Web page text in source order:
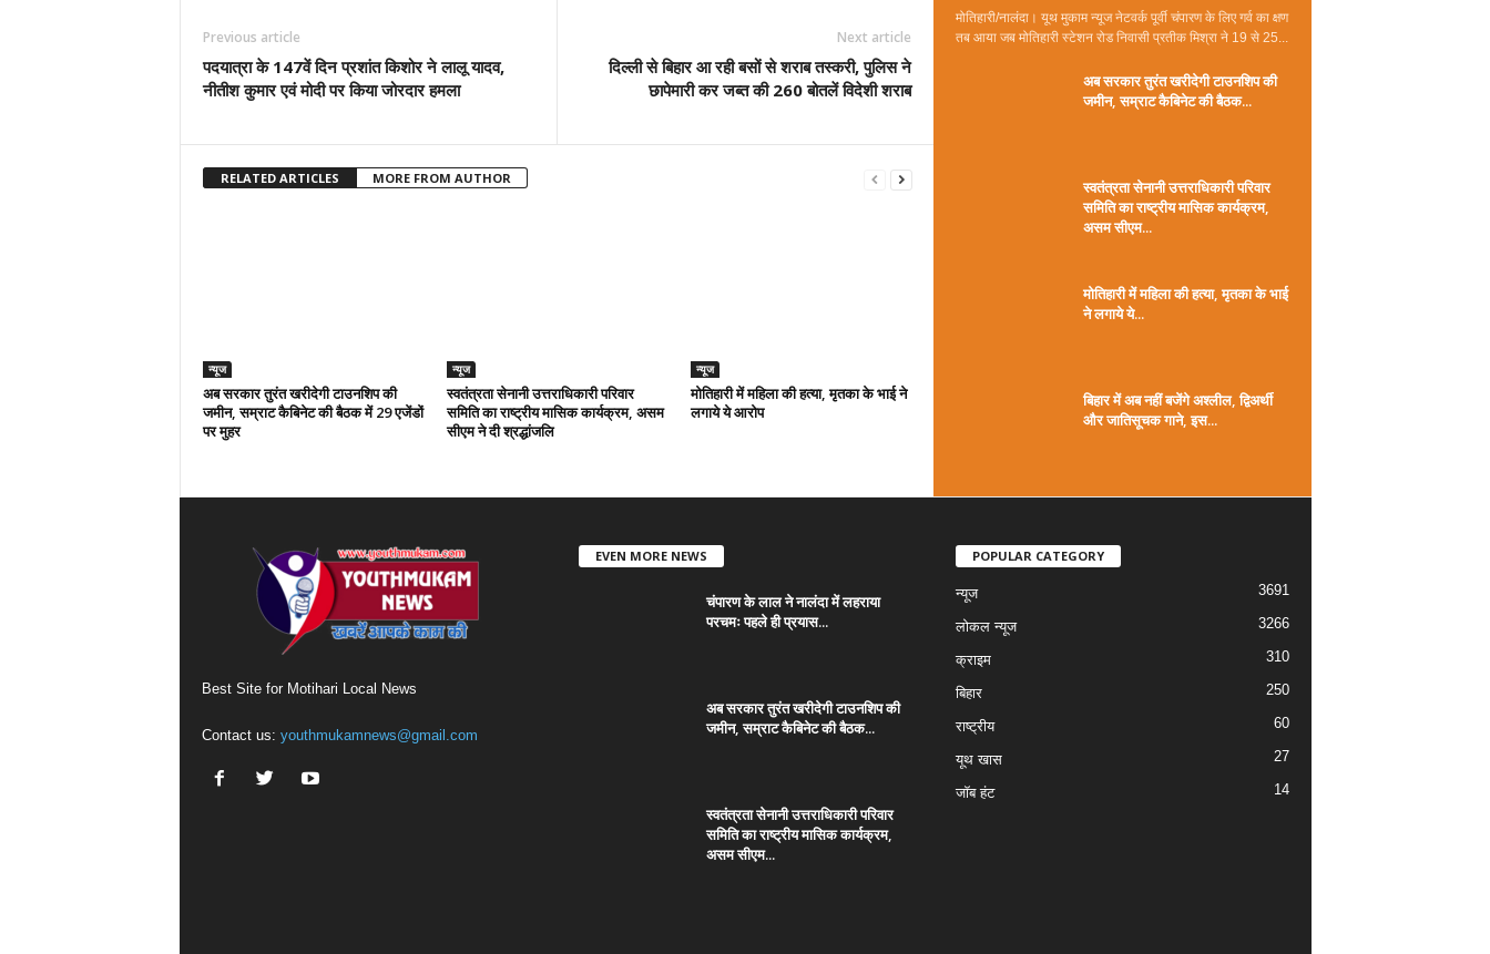
Previous article
पदयात्रा के 147वें दिन प्रशांत किशोर ने लालू यादव,
नीतीश कुमार एवं मोदी पर किया जोरदार हमला
Next article
दिल्ली से बिहार आ रही बसों से शराब तस्करी, पुलिस ने
छापेमारी कर जब्त की 260 बोतलें विदेशी शराब
RELATED ARTICLES MORE FROM AUTHOR
न्यूज
अब सरकार तुरंत खरीदेगी टाउनशिप की
जमीन, सम्राट कैबिनेट की बैठक में 29 एजेंडों
पर मुहर
न्यूज
स्वतंत्रता सेनानी उत्तराधिकारी परिवार
समिति का राष्ट्रीय मासिक कार्यक्रम, असम
सीएम ने दी श्रद्धांजलि
न्यूज
मोतिहारी में महिला की हत्या, मृतका के भाई ने
लगाये ये आरोप
मोतिहारी/नालंदा। यूथ मुकाम न्यूज नेटवर्क पूर्वी चंपारण के लिए गर्व का क्षण
तब आया जब मोतिहारी स्टेशन रोड निवासी प्रतीक मिश्रा ने 19 से 25...
अब सरकार तुरंत खरीदेगी टाउनशिप की
जमीन, सम्राट कैबिनेट की बैठक...
स्वतंत्रता सेनानी उत्तराधिकारी परिवार
समिति का राष्ट्रीय मासिक कार्यक्रम,
असम सीएम...
मोतिहारी में महिला की हत्या, मृतका के भाई
ने लगाये ये...
बिहार में अब नहीं बजेंगे अश्लील, द्विअर्थी
और जातिसूचक गाने, इस...
Best Site for Motihari Local News
Contact us: youthmukamnews@gmail.com
EVEN MORE NEWS
चंपारण के लाल ने नालंदा में लहराया
परचमः पहले ही प्रयास...
अब सरकार तुरंत खरीदेगी टाउनशिप की
जमीन, सम्राट कैबिनेट की बैठक...
स्वतंत्रता सेनानी उत्तराधिकारी परिवार
समिति का राष्ट्रीय मासिक कार्यक्रम,
असम सीएम...
POPULAR CATEGORY
न्यूज 3691
लोकल न्यूज 3266
क्राइम 310
बिहार 250
राष्ट्रीय 60
यूथ खास 27
जॉब हंट 14